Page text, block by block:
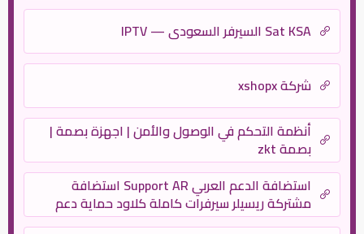
Sat KSA السيرفر السعودي — IPTV
شركة xshopx
أنظمة التحكم في الوصول والأمن | اجهزة بصمة |
بصمة zkt
استضافة الدعم العربي Support AR استضافة
مشتركة ريسيلر سيرفرات كاملة كلاود حماية دعم
فني